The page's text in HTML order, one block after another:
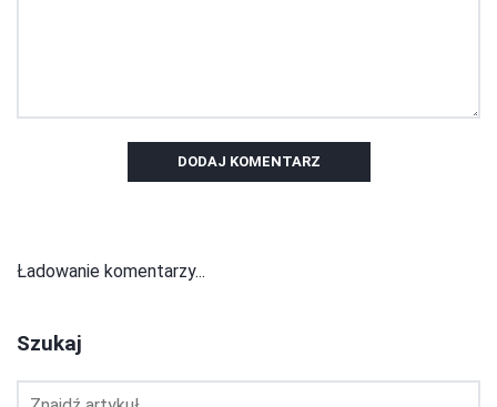
DODAJ KOMENTARZ
Ładowanie komentarzy...
Szukaj